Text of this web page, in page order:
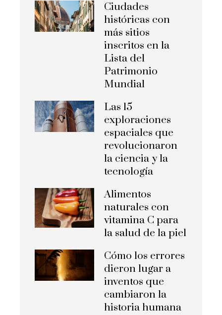
Ciudades
históricas con
más sitios
inscritos en la
Lista del
Patrimonio
Mundial
Las 15
exploraciones
espaciales que
revolucionaron
la ciencia y la
tecnología
Alimentos
naturales con
vitamina C para
la salud de la piel
Cómo los errores
dieron lugar a
inventos que
cambiaron la
historia humana